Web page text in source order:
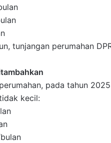
tunjangan perumahan
pada tahun
kecil: